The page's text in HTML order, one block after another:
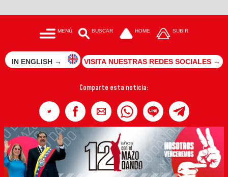
MENÚ BUSCAR HOME SUBIR
IN ENGLISH → VISITA NUESTRAS REDES SOCIALES →
Comparte esta noticia: